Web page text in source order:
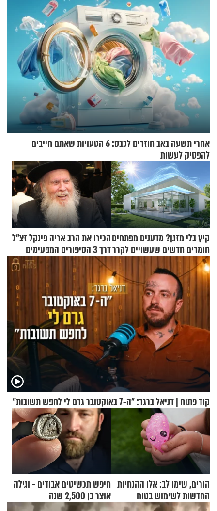
לרענן את הבית
אחרי תשעה באב חוזרים לכבס: 6 הטעויות שאתם חייבים
להפסיק לעשות
קיץ בלי מזגן? מדענים מפתחים
חומרים חדשים שעשויים לקרר
בתים
הכירו את הרב אריה פינקל זצ"ל
דרך 3 הסיפורים המפעימים
האלה
קוד פתוח | דניאל ברגר: "ה-7 באוקטובר גרם לי לחפש תשובות"
הורים, שימו לב: אלו ההנחיות
החדשות לשימוש בטוח
בסקווישי לאחר מקרי אשפוז
חיפש תכשיטים אבודים - וגילה
אוצר בן 2,500 שנה